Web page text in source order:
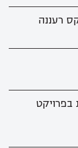
רעננה
בפרויקט